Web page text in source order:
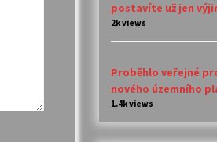
postavíte už jen
2k views
Proběhlo veřejné
nového územního
1.4k views